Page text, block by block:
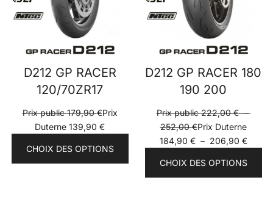
D212 GP RACER
120/70ZR17
Prix public179,90€Prix
Duterne 139,90 €
CHOIX DES OPTIONS
D212 GP RACER 180
190 200
Prix public222,00€ –
252,00€Plage
de
Prix
Prix Duterne
184,90 € – 206,90 €Plage
prix :
CHOIX DES OPTIONS